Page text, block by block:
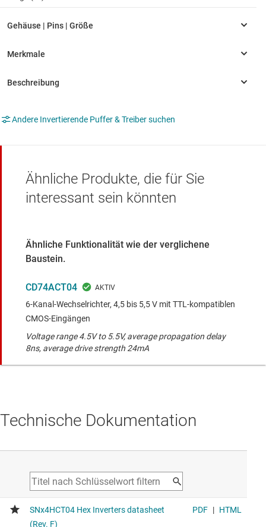
Andere Invertierende Puffer & Treiber suchen
Ähnliche Produkte, die für Sie
interessant sein könnten
Ähnliche Funktionalität wie der verglichene
Baustein.
CD74ACT04
6-Kanal-Wechselrichter, 4,5 bis 5,5 V mit TTL-kompatiblen
CMOS-Eingängen
Voltage range 4.5V to 5.5V, average propagation delay
8ns, average drive strength 24mA
Technische Dokumentation